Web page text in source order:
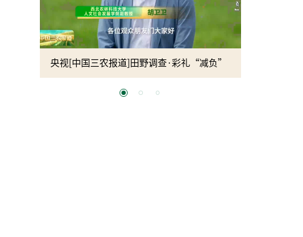
央视[中国三农报道]田野调查·彩礼“减负”